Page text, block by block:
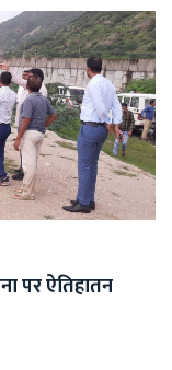
पर ऐतिहातन